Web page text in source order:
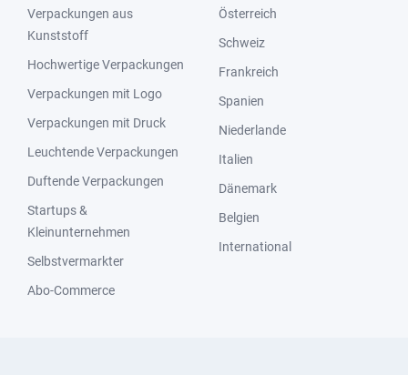
Verpackungen aus
Kunststoff
Hochwertige Verpackungen
Verpackungen mit Logo
Verpackungen mit Druck
Leuchtende Verpackungen
Duftende Verpackungen
Startups &
Kleinunternehmen
Selbstvermarkter
Abo-Commerce
Österreich
Schweiz
Frankreich
Spanien
Niederlande
Italien
Dänemark
Belgien
International